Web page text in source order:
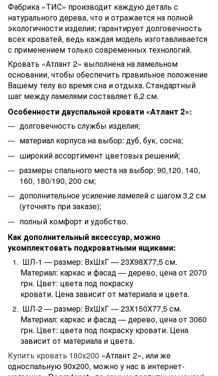
Фабрика «ТИС» производит каждую деталь с
натурального дерева, что и отражается на полной
экологичности изделия; гарантирует долговечность
всех кроватей, ведь каждая модель изготавливается
с применением только современных технологий.
Кровать «Атлант 2» выполнена на ламельном
основании, чтобы обеспечить правильное положение
Вашему телу во время сна и отдыха. Стандартный
шаг между ламелями составляет 6,2 см.
Особенности двуспальной кровати «Атлант 2»:
долговечность службы изделия;
материал корпуса на выбор: дуб, бук, сосна;
широкий ассортимент цветовых решений;
размеры спального места на выбор: 90,120, 140,
160, 180/190, 200 см;
дополнительное усиление ламелей с шагом 3,2 см
(уточнять при заказе);
полный комфорт и удобство.
Как дополнительный аксессуар, можно
укомплектовать подкроватными ящиками:
ШЛ-1 — размер: ВхШхГ — 23Х98Х77,5 см.
Материал: каркас и фасад — дерево, цена от 2070
грн. Цвет: цвета под покраску
кровати. Цена зависит от материала и цвета.
ШЛ-2 — размер: ВхШхГ — 23Х150Х77,5 см.
Материал: каркас и фасад — дерево, цена от 3060
грн. Цвет: цвета под покраску кровати. Цена
зависит от материала и цвета.
Купить кровать 180х200 «Атлант 2», или же
односпальную 90х200, можно у нас в интернет-